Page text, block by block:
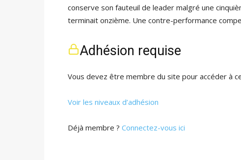
conserve son fauteuil de leader malgré une
terminait onzième. Une contre-performance
Adhésion requise
Vous devez être membre du site pour accéder à
Voir les niveaux d’adhésion
Déjà membre ? Connectez-vous ici